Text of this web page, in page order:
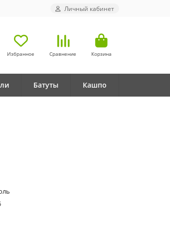
Личный кабинет
Избранное Сравнение Корзина
Батуты Кашпо